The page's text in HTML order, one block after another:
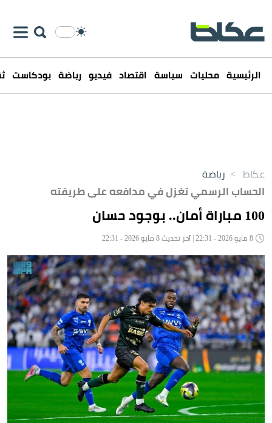
الرئيسية محليات سياسة اقتصاد فيديو رياضة بودكاست
عكاظ > رياضة
الحساب الرسمي تغزل في مدافعه على طريقته
100 مباراة أمان.. بوجود حسان